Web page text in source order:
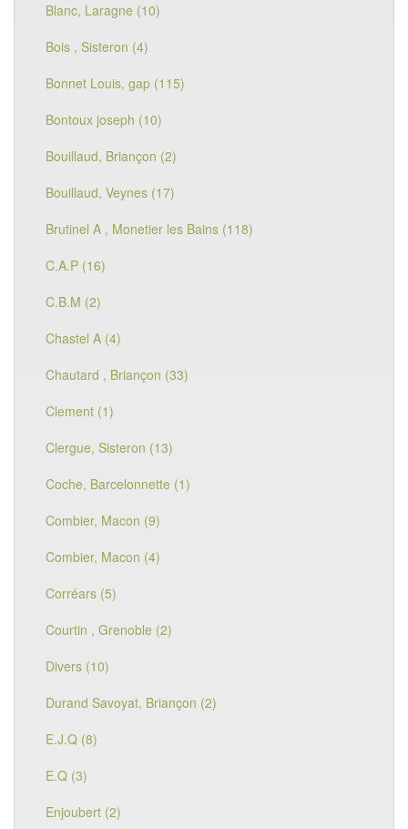
Blanc, Laragne (10)
Bois , Sisteron (4)
Bonnet Louis, gap (115)
Bontoux joseph (10)
Bouillaud, Briançon (2)
Bouillaud, Veynes (17)
Brutinel A , Monetier les Bains (118)
C.A.P (16)
C.B.M (2)
Chastel A (4)
Chautard , Briançon (33)
Clement (1)
Clergue, Sisteron (13)
Coche, Barcelonnette (1)
Combier, Macon (9)
Combier, Macon (4)
Corréars (5)
Courtin , Grenoble (2)
Divers (10)
Durand Savoyat, Briançon (2)
E.J.Q (8)
E.Q (3)
Enjoubert (2)